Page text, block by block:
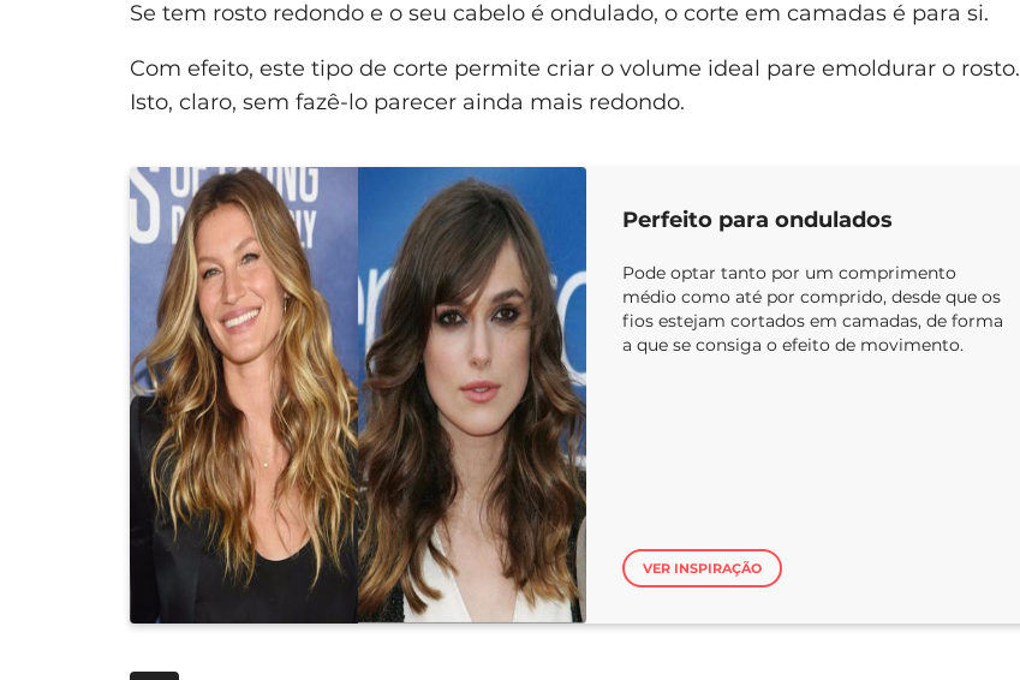
Se tem rosto redondo e o seu cabelo é ondulado, o corte em camadas é para si.
Com efeito, este tipo de corte permite criar o volume ideal pare emoldurar o rosto.
Isto, claro, sem fazê-lo parecer ainda mais redondo.
Perfeito para ondulados
Pode optar tanto por um comprimento
médio como até por comprido, desde que os
fios estejam cortados em camadas, de forma
a que se consiga o efeito de movimento.
VER INSPIRAÇÃO